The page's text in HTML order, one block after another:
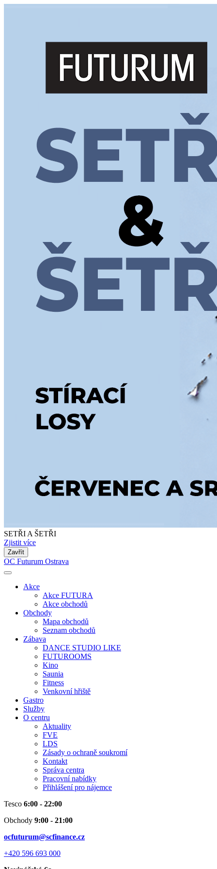
SETŘI A ŠETŘI
Zjistit více
Zavřít
OC Futurum Ostrava
Akce
Akce FUTURA
Akce obchodů
Obchody
Mapa obchodů
Seznam obchodů
Zábava
DANCE STUDIO LIKE
FUTUROOMS
Kino
Saunia
Fitness
Venkovní hřiště
Gastro
Služby
O centru
Aktuality
FVE
LDS
Zásady o ochraně soukromí
Kontakt
Správa centra
Pracovní nabídky
Přihlášení pro nájemce
Tesco 6:00 - 22:00
Obchody 9:00 - 21:00
ocfuturum@scfinance.cz
+420 596 693 000